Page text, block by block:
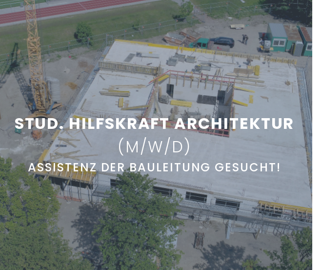
STUD. HILFSKRAFT ARCHITEKTUR
(M/W/D)
ASSISTENZ DER BAULEITUNG GESUCHT!